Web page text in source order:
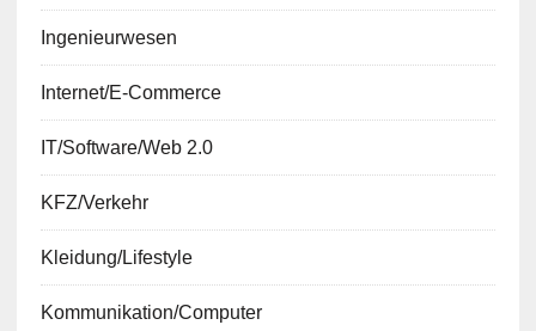
Ingenieurwesen
Internet/E-Commerce
IT/Software/Web 2.0
KFZ/Verkehr
Kleidung/Lifestyle
Kommunikation/Computer